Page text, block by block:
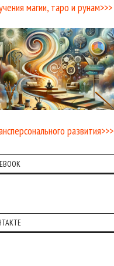
магии, таро и рунам>>>
развития>>>